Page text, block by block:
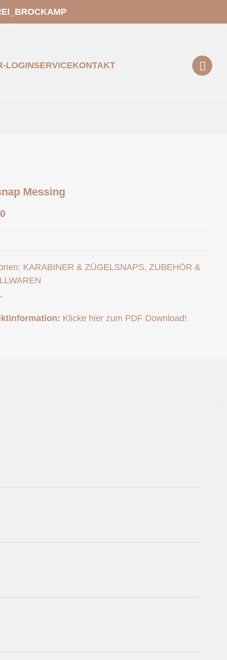
LOGINSERVICEKONTAKT
Messing
KARABINER & ZÜGELSNAPS,ZUBEHÖR &
-
Klicke hier zum PDF Download!